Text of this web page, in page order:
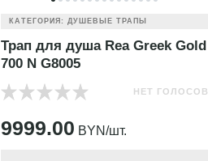
КАТЕГОРИЯ: ДУШЕВЫЕ ТРАПЫ
Трап для душа Rea Greek Gold
700 N G8005
НЕТ ГОЛОСОВ
9999.00 BYN/шт.